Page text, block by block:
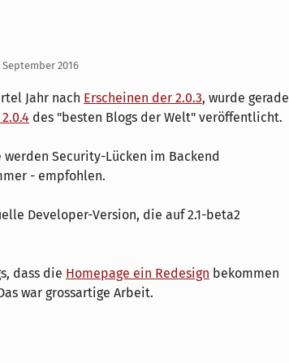
September 2016
Jahr nach Erscheinen der 2.0.3, wurde gerade
des "besten Blogs der Welt" veröffentlicht.
werden Security-Lücken im Backend
- empfohlen.
Developer-Version, die auf 2.1-beta2
dass die Homepage ein Redesign bekommen
war grossartige Arbeit.